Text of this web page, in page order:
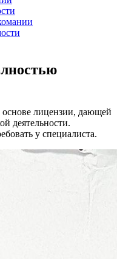
основе лицензии, дающей
деятельности.
у специалиста.